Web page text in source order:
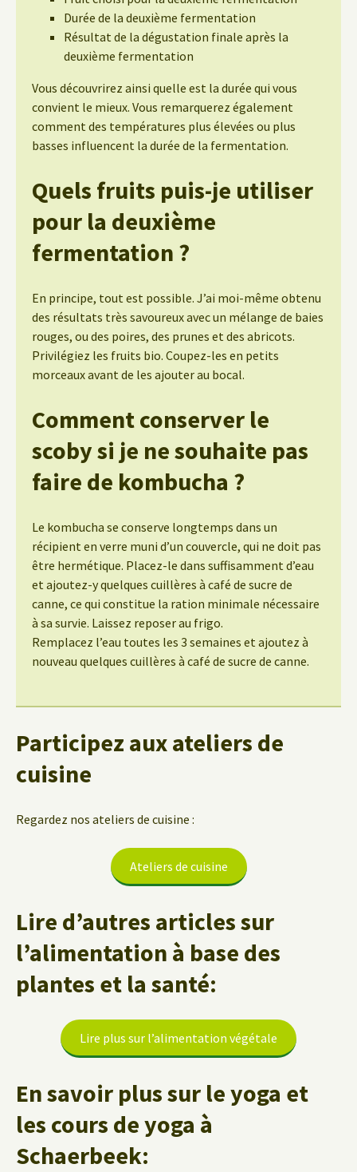
Durée de la deuxième fermentation
Résultat de la dégustation finale après la
deuxième fermentation
Vous découvrirez ainsi quelle est la durée qui vous
convient le mieux. Vous remarquerez également
comment des températures plus élevées ou plus
basses influencent la durée de la fermentation.
Quels fruits puis-je utiliser
pour la deuxième
fermentation ?
En principe, tout est possible. J’ai moi-même obtenu
des résultats très savoureux avec un mélange de baies
rouges, ou des poires, des prunes et des abricots.
Privilégiez les fruits bio. Coupez-les en petits
morceaux avant de les ajouter au bocal.
Comment conserver le
scoby si je ne souhaite pas
faire de kombucha ?
Le kombucha se conserve longtemps dans un
récipient en verre muni d’un couvercle, qui ne doit pas
être hermétique. Placez-le dans suffisamment d’eau
et ajoutez-y quelques cuillères à café de sucre de
canne, ce qui constitue la ration minimale nécessaire
à sa survie. Laissez reposer au frigo.
Remplacez l’eau toutes les 3 semaines et ajoutez à
nouveau quelques cuillères à café de sucre de canne.
Participez aux ateliers de
cuisine
Regardez nos ateliers de cuisine :
Ateliers de cuisine
Lire d’autres articles sur
l’alimentation à base des
plantes et la santé:
Lire plus sur l’alimentation végétale
En savoir plus sur le yoga et
les cours de yoga à
Schaerbeek: